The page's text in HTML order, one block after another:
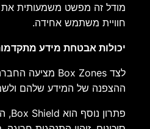
מודל זה מפשט משמעותית את
חוויית משתמש אחידה.
יכולות אבטחת מידע
ההצפנה של המידע שלהם